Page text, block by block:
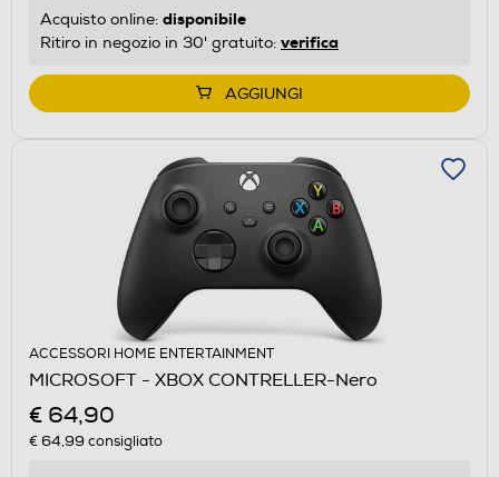
Acquisto online: disponibile
Ritiro in negozio in 30' gratuito: verifica
AGGIUNGI
ACCESSORI HOME ENTERTAINMENT
MICROSOFT - XBOX CONTRELLER-Nero
€ 64,90
€ 64,99 consigliato